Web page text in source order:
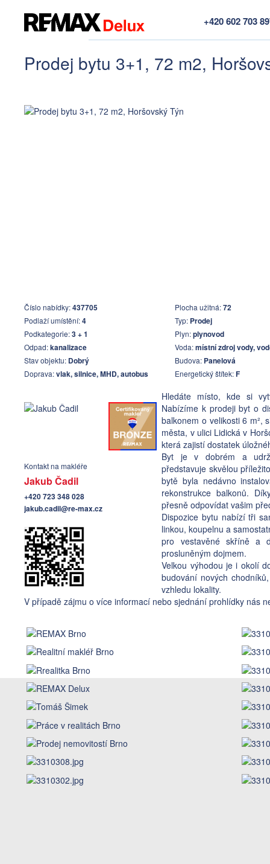
+420 602 703
Prodej bytu 3+1, 72 m2,
Číslo nabídky:437705 Plocha užitná:72
Podlaží umístění:4 Typ: Prodej
Podkategorie:3 + 1 Plyn:plynovod
Odpad:kanalizace Voda:místní zdroj vody,
Stav objektu: Dobrý Budova: Panelová
Doprava:vlak, silnice, MHD, autobus Energetický štítek:F
Kontakt na makléře
Jakub Čadil
+420 723 348 028
jakub.cadil@re-max.cz
Hledáte místo, kde si
Nabízíme k prodeji byt o
balkonem o velikosti 6 m²,
města, v ulici Lidická v
která zajistí dostatek
Byt je v dobrém a
představuje skvělou
bytě byla nedávno
rekonstrukce balkonů.
přesně odpovídat vašim
Dispozice bytu nabízí tři
linkou, koupelnu a
pro vestavěné skříně a
prosluněným dojmem.
Velkou výhodou je i okolí
budování nových
vzhledu lokality.
V případě zájmu o více informací nebo sjednání prohlídky nás